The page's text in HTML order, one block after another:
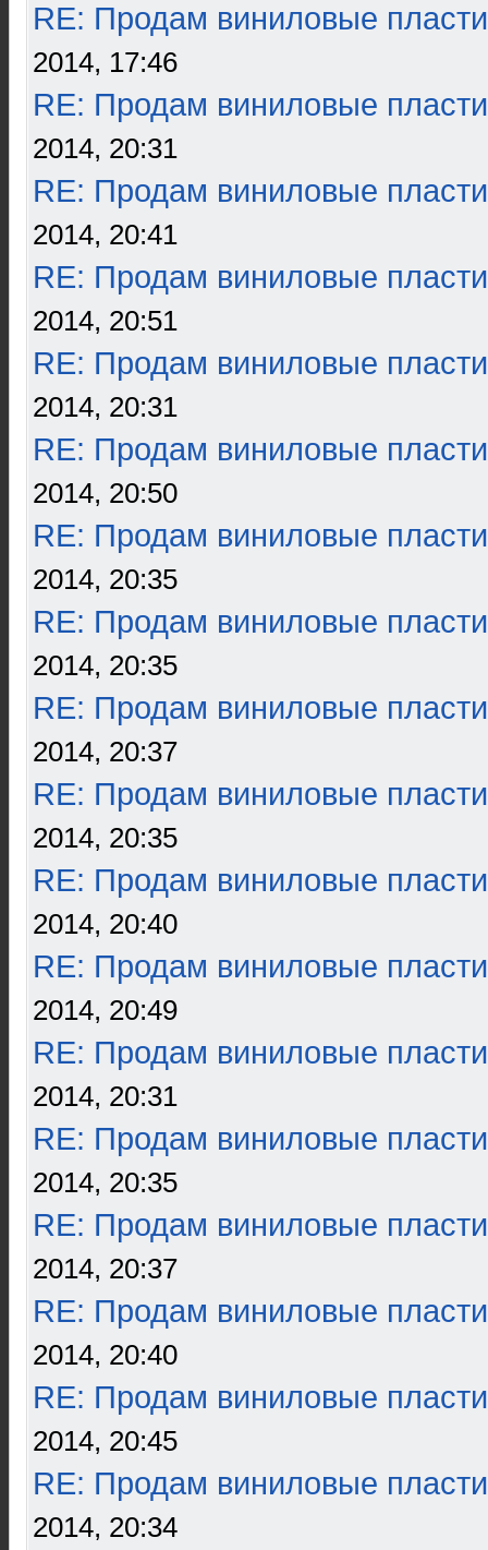
RE: Продам виниловые
2014, 17:46
RE: Продам виниловые
2014, 20:31
RE: Продам виниловые
2014, 20:41
RE: Продам виниловые
2014, 20:51
RE: Продам виниловые
2014, 20:31
RE: Продам виниловые
2014, 20:50
RE: Продам виниловые
2014, 20:35
RE: Продам виниловые
2014, 20:35
RE: Продам виниловые
2014, 20:37
RE: Продам виниловые
2014, 20:35
RE: Продам виниловые
2014, 20:40
RE: Продам виниловые
2014, 20:49
RE: Продам виниловые
2014, 20:31
RE: Продам виниловые
2014, 20:35
RE: Продам виниловые
2014, 20:37
RE: Продам виниловые
2014, 20:40
RE: Продам виниловые
2014, 20:45
RE: Продам виниловые
2014, 20:34